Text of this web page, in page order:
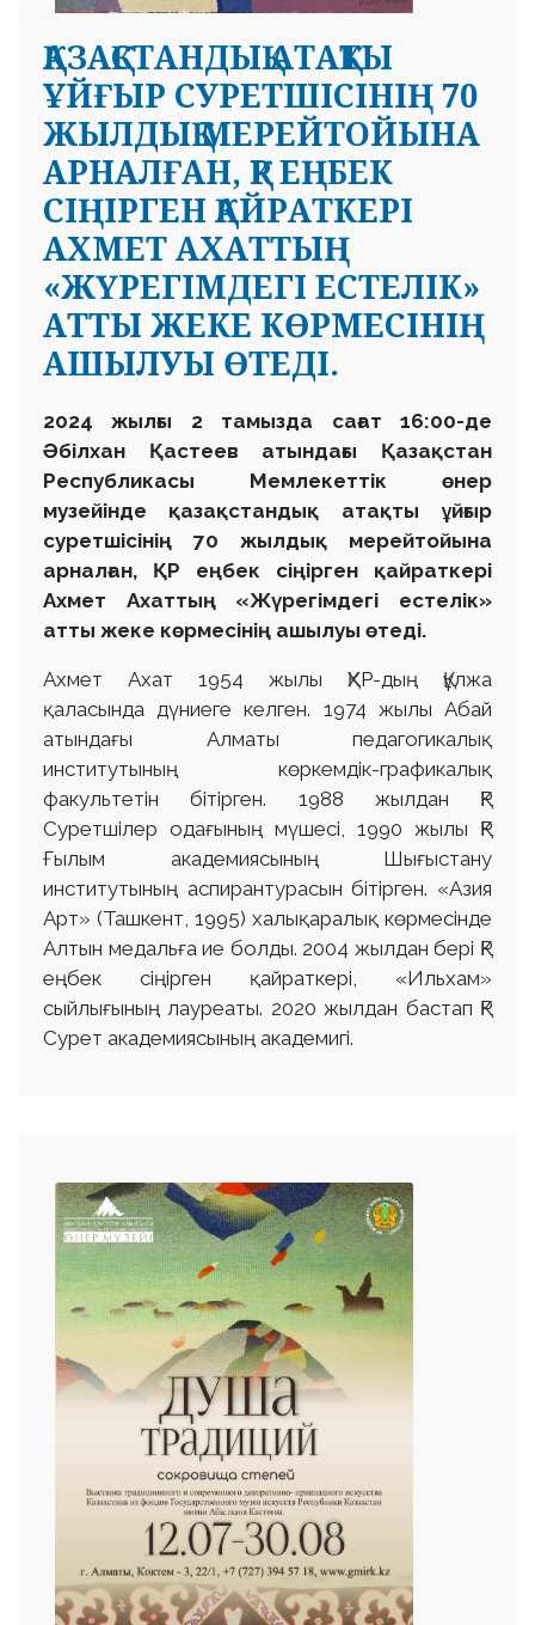
ҚАЗАҚСТАНДЫҚ АТАҚТЫ
ҰЙҒЫР СУРЕТШІСІНІҢ 70
ЖЫЛДЫҚ МЕРЕЙТОЙЫНА
АРНАЛҒАН, ҚР ЕҢБЕК
СІҢІРГЕН ҚАЙРАТКЕРІ
АХМЕТ АХАТТЫҢ
«ЖҮРЕГІМДЕГІ ЕСТЕЛІК»
АТТЫ ЖЕКЕ КӨРМЕСІНІҢ
АШЫЛУЫ ӨТЕДІ.
2024 жылғы 2 тамызда сағат 16:00-де
Әбілхан Қастеев атындағы Қазақстан
Республикасы Мемлекеттік өнер
музейінде қазақстандық атақты ұйғыр
суретшісінің 70 жылдық мерейтойына
арналған, ҚР еңбек сіңірген қайраткері
Ахмет Ахаттың «Жүрегімдегі естелік»
атты жеке көрмесінің ашылуы өтеді.
Ахмет Ахат 1954 жылы ҚХР-дың Құлжа
қаласында дүниеге келген. 1974 жылы Абай
атындағы Алматы педагогикалық
институтының көркемдік-графикалық
факультетін бітірген. 1988 жылдан ҚР
Суретшілер одағының мүшесі, 1990 жылы ҚР
Ғылым академиясының Шығыстану
институтының аспирантурасын бітірген. «Азия
Арт» (Ташкент, 1995) халықаралық көрмесінде
Алтын медальға ие болды. 2004 жылдан бері ҚР
еңбек сіңірген қайраткері, «Ильхам»
сыйлығының лауреаты. 2020 жылдан бастап ҚР
Сурет академиясының академигі.